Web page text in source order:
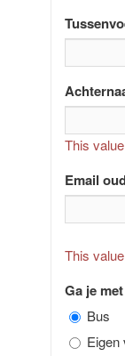
This
Email
This
Ga je
Bus
Eigen